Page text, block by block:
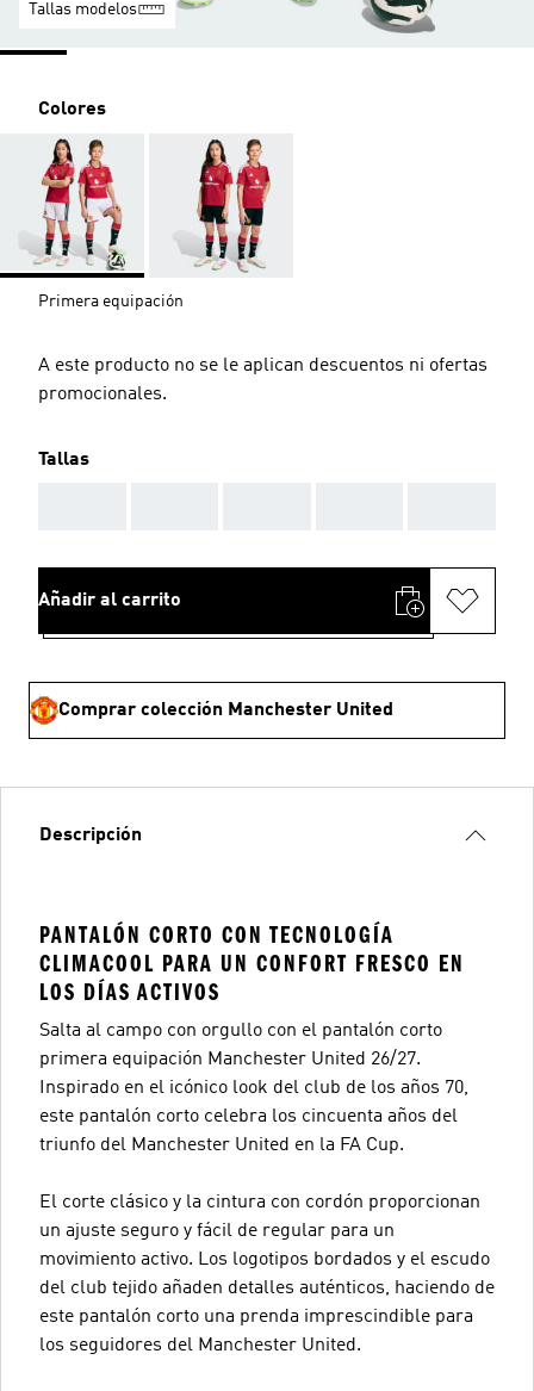
Tallas modelos
Colores
Primera equipación
A este producto no se le aplican descuentos ni ofertas
promocionales.
Tallas
Añadir al carrito
Comprar colección Manchester United
Descripción
PANTALÓN CORTO CON TECNOLOGÍA
CLIMACOOL PARA UN CONFORT FRESCO EN
LOS DÍAS ACTIVOS
Salta al campo con orgullo con el pantalón corto
primera equipación Manchester United 26/27.
Inspirado en el icónico look del club de los años 70,
este pantalón corto celebra los cincuenta años del
triunfo del Manchester United en la FA Cup.
El corte clásico y la cintura con cordón proporcionan
un ajuste seguro y fácil de regular para un
movimiento activo. Los logotipos bordados y el escudo
del club tejido añaden detalles auténticos, haciendo de
este pantalón corto una prenda imprescindible para
los seguidores del Manchester United.